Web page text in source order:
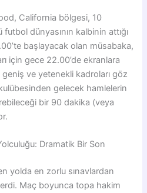
California bölgesi, 10
dünyasının kalbinin attığı
başlayacak olan müsabaka,
için gece 22.00’de ekranlara
geniş ve yetenekli kadroları göz
gelecek hamlelerin
bir 90 dakika (veya
Dramatik Bir Son
yolda en zorlu sınavlardan
Maç boyunca topa hakim